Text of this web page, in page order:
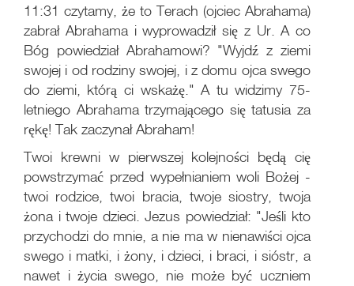
11:31 czytamy, że to Terach (ojciec Abrahama)
zabrał Abrahama i wyprowadził się z Ur. A co
Bóg powiedział Abrahamowi? "Wyjdź z ziemi
swojej i od rodziny swojej, i z domu ojca swego
do ziemi, którą ci wskażę." A tu widzimy 75-
letniego Abrahama trzymającego się tatusia za
rękę! Tak zaczynał Abraham!
Twoi krewni w pierwszej kolejności będą cię
powstrzymać przed wypełnianiem woli Bożej -
twoi rodzice, twoi bracia, twoje siostry, twoja
żona i twoje dzieci. Jezus powiedział: "Jeśli kto
przychodzi do mnie, a nie ma w nienawiści ojca
swego i matki, i żony, i dzieci, i braci, i sióstr, a
nawet i życia swego, nie może być uczniem